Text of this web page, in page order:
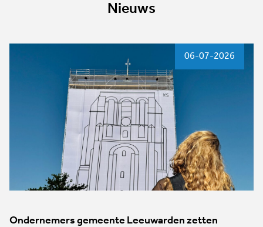
Nieuws
06-07-2026
Ondernemers gemeente Leeuwarden zetten